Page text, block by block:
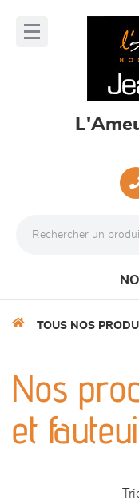
séjours
meubles de
chambres et
TOUS NOS
Nos
et